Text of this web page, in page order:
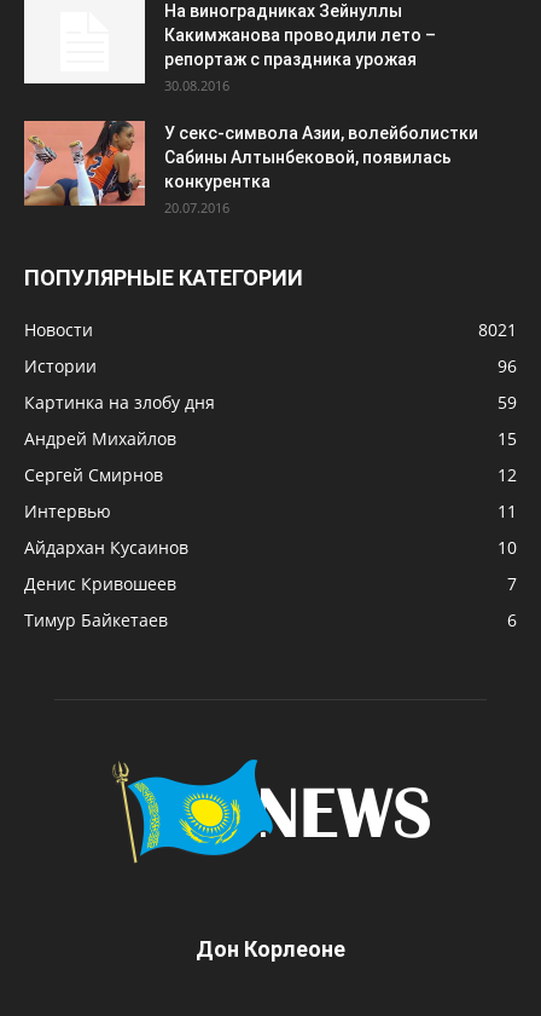
На виноградниках Зейнуллы
Какимжанова проводили лето –
репортаж с праздника урожая
30.08.2016
У секс-символа Азии, волейболистки
Сабины Алтынбековой, появилась
конкурентка
20.07.2016
ПОПУЛЯРНЫЕ КАТЕГОРИИ
Новости
8021
Истории
96
Картинка на злобу дня
59
Андрей Михайлов
15
Сергей Смирнов
12
Интервью
11
Айдархан Кусаинов
10
Денис Кривошеев
7
Тимур Байкетаев
6
Дон Корлеоне